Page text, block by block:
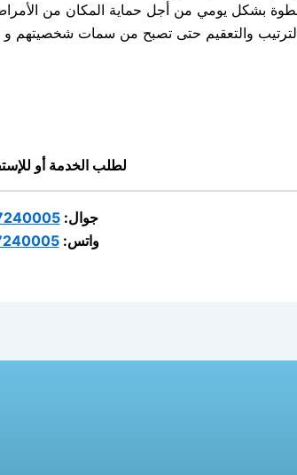
بشكل يومي من أجل حماية المكان من الأمراض
والتعقيم حتى تصبح من سمات شخصيتهم و
لطلب الخدمة أو
جوال:
واتس: